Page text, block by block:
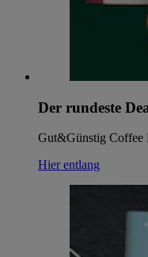
Der rundeste
Gut&Günstig Coffee
Hier entlang